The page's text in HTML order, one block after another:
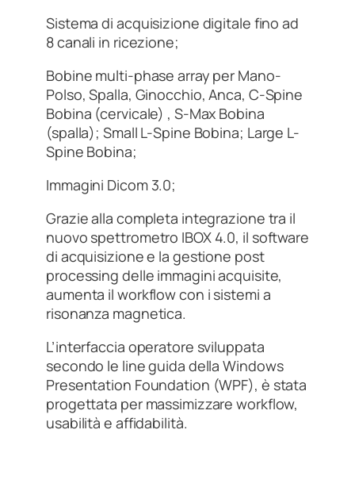
Sistema di acquisizione digitale fino ad
8 canali in ricezione;
Bobine multi-phase array per Mano-
Polso, Spalla, Ginocchio, Anca, C-Spine
Bobina (cervicale) , S-Max Bobina
(spalla); Small L-Spine Bobina; Large L-
Spine Bobina;
Immagini Dicom 3.0;
Grazie alla completa integrazione tra il
nuovo spettrometro IBOX 4.0, il software
di acquisizione e la gestione post
processing delle immagini acquisite,
aumenta il workflow con i sistemi a
risonanza magnetica.
L’interfaccia operatore sviluppata
secondo le line guida della Windows
Presentation Foundation (WPF), è stata
progettata per massimizzare workflow,
usabilità e affidabilità.